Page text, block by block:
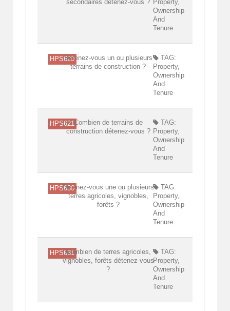
secondaires détenez-vous ? Property,
Ownership
And
Tenure
HPS620Détenez-vous un ou plusieurs
terrains de construction ?
TAG:
Property,
Ownership
And
Tenure
HPS621Combien de terrains de
construction détenez-vous ?
TAG:
Property,
Ownership
And
Tenure
HPS630Détenez-vous une ou plusieurs
terres agricoles, vignobles,
forêts ?
TAG:
Property,
Ownership
And
Tenure
HPS631Combien de terres agricoles,
vignobles, forêts détenez-vous
?
TAG:
Property,
Ownership
And
Tenure